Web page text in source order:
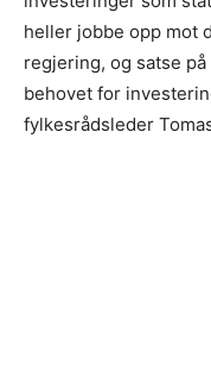
heller jobbe opp mot
regjering, og satse
behovet for
fylkesrådsleder